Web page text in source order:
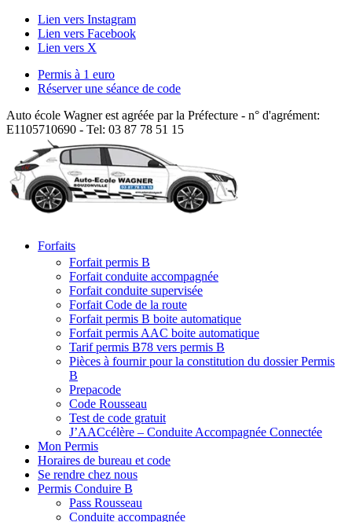
Lien vers Instagram
Lien vers Facebook
Lien vers X
Permis à 1 euro
Réserver une séance de code
Auto école Wagner est agréée par la Préfecture - n° d'agrément:
E1105710690 - Tel: 03 87 78 51 15
Forfaits
Forfait permis B
Forfait conduite accompagnée
Forfait conduite supervisée
Forfait Code de la route
Forfait permis B boite automatique
Forfait permis AAC boite automatique
Tarif permis B78 vers permis B
Pièces à fournir pour la constitution du dossier Permis
B
Prepacode
Code Rousseau
Test de code gratuit
J’AACcélère – Conduite Accompagnée Connectée
Mon Permis
Horaires de bureau et code
Se rendre chez nous
Permis Conduire B
Pass Rousseau
Conduite accompagnée